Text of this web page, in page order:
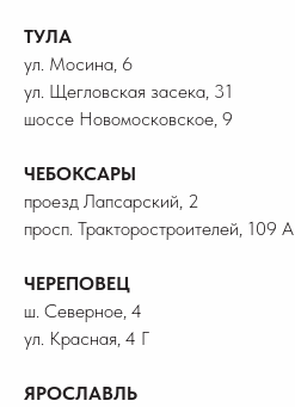
ТУЛА
ул. Мосина, 6
ул. Щегловская засека, 31
шоссе Новомосковское, 9
ЧЕБОКСАРЫ
проезд Лапсарский, 2
просп. Тракторостроителей, 109 А
ЧЕРЕПОВЕЦ
ш. Северное, 4
ул. Красная, 4 Г
ЯРОСЛАВЛЬ